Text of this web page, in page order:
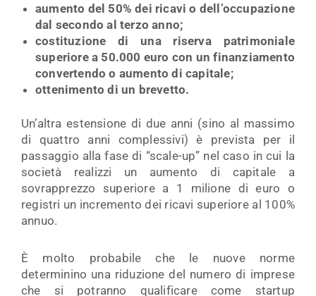
aumento del 50% dei ricavi o dell’occupazione
dal secondo al terzo anno;
costituzione di una riserva patrimoniale
superiore a 50.000 euro con un finanziamento
convertendo o aumento di capitale;
ottenimento di un brevetto.
Un’altra estensione di due anni (sino al massimo
di quattro anni complessivi) è prevista per il
passaggio alla fase di “scale-up” nel caso in cui la
società realizzi un aumento di capitale a
sovrapprezzo superiore a 1 milione di euro o
registri un incremento dei ricavi superiore al 100%
annuo.
È molto probabile che le nuove norme
determinino una riduzione del numero di imprese
che si potranno qualificare come startup